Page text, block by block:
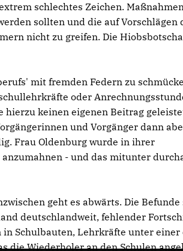
schlechtes Zeichen.
sollten und die auf Vorschlägen
nicht zu greifen. Die
mit fremden Federn zu
oder
keinen eigenen Beitrag
und Vorgänger dann
Frau Oldenburg wurde in ihrer
- und das mitunter
geht es abwärts. Die Befunde
deutschlandweit, fehlender
Schulbauten, Lehrkräfte unter einer
die Wiederholer an den Schulen